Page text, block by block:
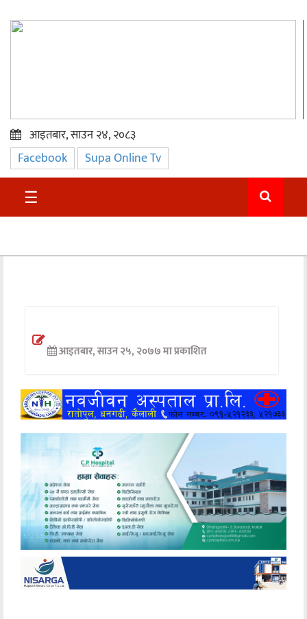
प्रमुख
समाचार
सुदुर
अन्तर्वार्ता
खेलकुद
मनोरञ्जन
अन्य
आइतबार, साउन २४, २०८३
Facebook Supa Online Tv
☰
आइतबार, साउन २५, २०७७ मा प्रकाशित